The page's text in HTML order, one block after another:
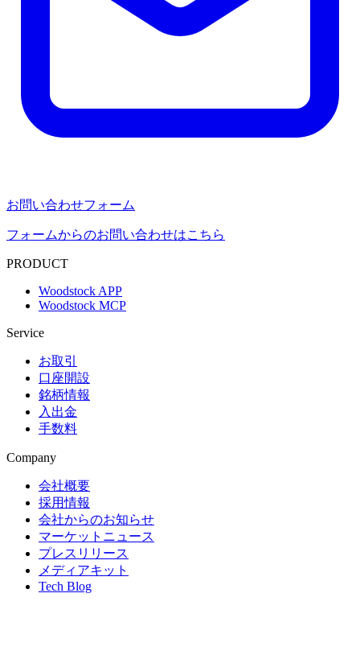
お問い合わせフォーム
フォームからのお問い合わせはこちら
PRODUCT
Woodstock APP
Woodstock MCP
Service
お取引
口座開設
銘柄情報
入出金
手数料
Company
会社概要
採用情報
会社からのお知らせ
マーケットニュース
プレスリリース
メディアキット
Tech Blog